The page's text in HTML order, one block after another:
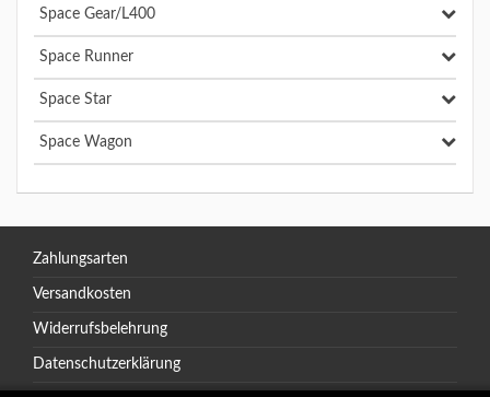
Space Gear/L400
Space Runner
Space Star
Space Wagon
Zahlungsarten
Versandkosten
Widerrufsbelehrung
Datenschutzerklärung